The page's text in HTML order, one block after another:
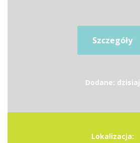
Szczegóły
Dodane: dzisiaj
Lokalizacja: